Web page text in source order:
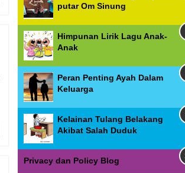
putar Om Sinung
Himpunan Lirik Lagu Anak-
Anak
Peran Penting Ayah Dalam
Keluarga
Kelainan Tulang Belakang
Akibat Salah Duduk
Privacy dan Policy Blog